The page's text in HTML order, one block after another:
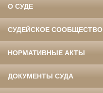
О СУДЕ
СУДЕЙСКОЕ СООБЩЕСТВО
НОРМАТИВНЫЕ АКТЫ
ДОКУМЕНТЫ СУДА